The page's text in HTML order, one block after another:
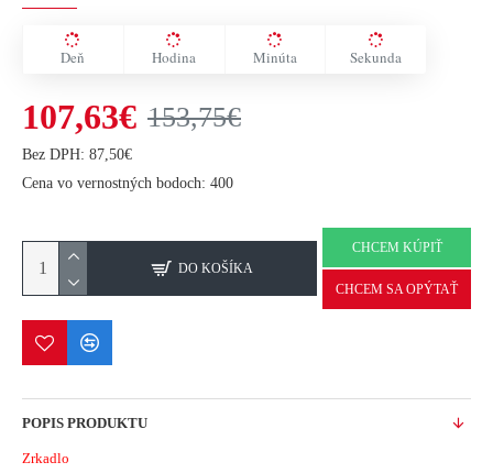
Deň Hodina Minúta Sekunda
107,63€ 153,75€
Bez DPH: 87,50€
Cena vo vernostných bodoch: 400
DO KOŠÍKA
CHCEM KÚPIŤ
CHCEM SA OPÝTAŤ
POPIS PRODUKTU
Zrkadlo